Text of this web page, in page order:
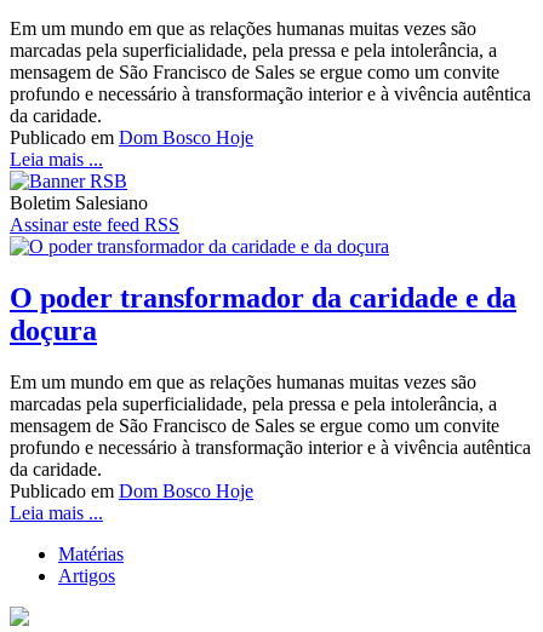
Em um mundo em que as relações humanas muitas vezes são
marcadas pela superficialidade, pela pressa e pela intolerância, a
mensagem de São Francisco de Sales se ergue como um convite
profundo e necessário à transformação interior e à vivência autêntica
da caridade.
Publicado em Dom Bosco Hoje
Leia mais ...
Boletim Salesiano
Assinar este feed RSS
O poder transformador da caridade e da
doçura
Em um mundo em que as relações humanas muitas vezes são
marcadas pela superficialidade, pela pressa e pela intolerância, a
mensagem de São Francisco de Sales se ergue como um convite
profundo e necessário à transformação interior e à vivência autêntica
da caridade.
Publicado em Dom Bosco Hoje
Leia mais ...
Matérias
Artigos